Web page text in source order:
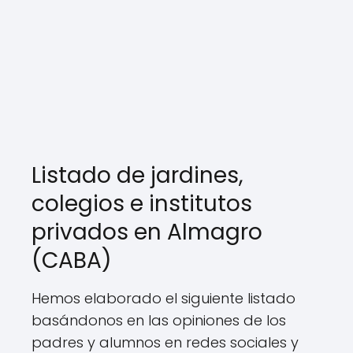
Listado de jardines,
colegios e institutos
privados en Almagro
(CABA)
Hemos elaborado el siguiente listado
basándonos en las opiniones de los
padres y alumnos en redes sociales y